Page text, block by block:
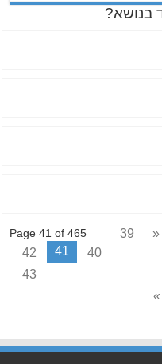
בנושא?
Page 41 of 465 «
39
40
41
42
43